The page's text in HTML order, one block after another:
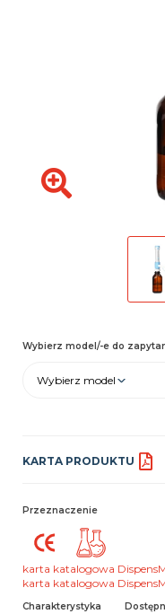
Wybierz model/-e do
Wybierz model
KARTA PRODUKTU
Przeznaczenie
karta katalogowa
karta katalogowa
Charakterystyka